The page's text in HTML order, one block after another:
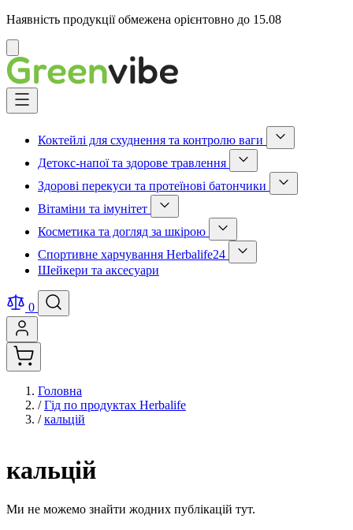
Наявність продукції обмежена орієнтовно до 15.08
Skip
to
Content
Коктейлі для схуднення та контролю ваги
Show
for
Коктейлі
Детокс-напої та здорове травлення
Show
submenu
здорове
Здорові перекуси та протеїнові батончики
Show
Вітаміни та імунітет
Show
submenu
Вітаміни
Косметика та догляд за шкірою
Show
submenu
for
Спортивне харчування Herbalife24
Show
Шейкери та аксесуари
0
Головна
/ Гід по продуктах Herbalife
/ кальцій
кальцій
Ми не можемо знайти жодних публікацій тут.